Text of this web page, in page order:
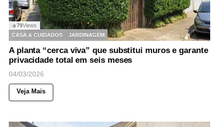
◉79Views
CASA & CUIDADOS
JARDINAGEM
A planta “cerca viva” que substitui muros e garante
privacidade total em seis meses
04/03/2026
Veja Mais